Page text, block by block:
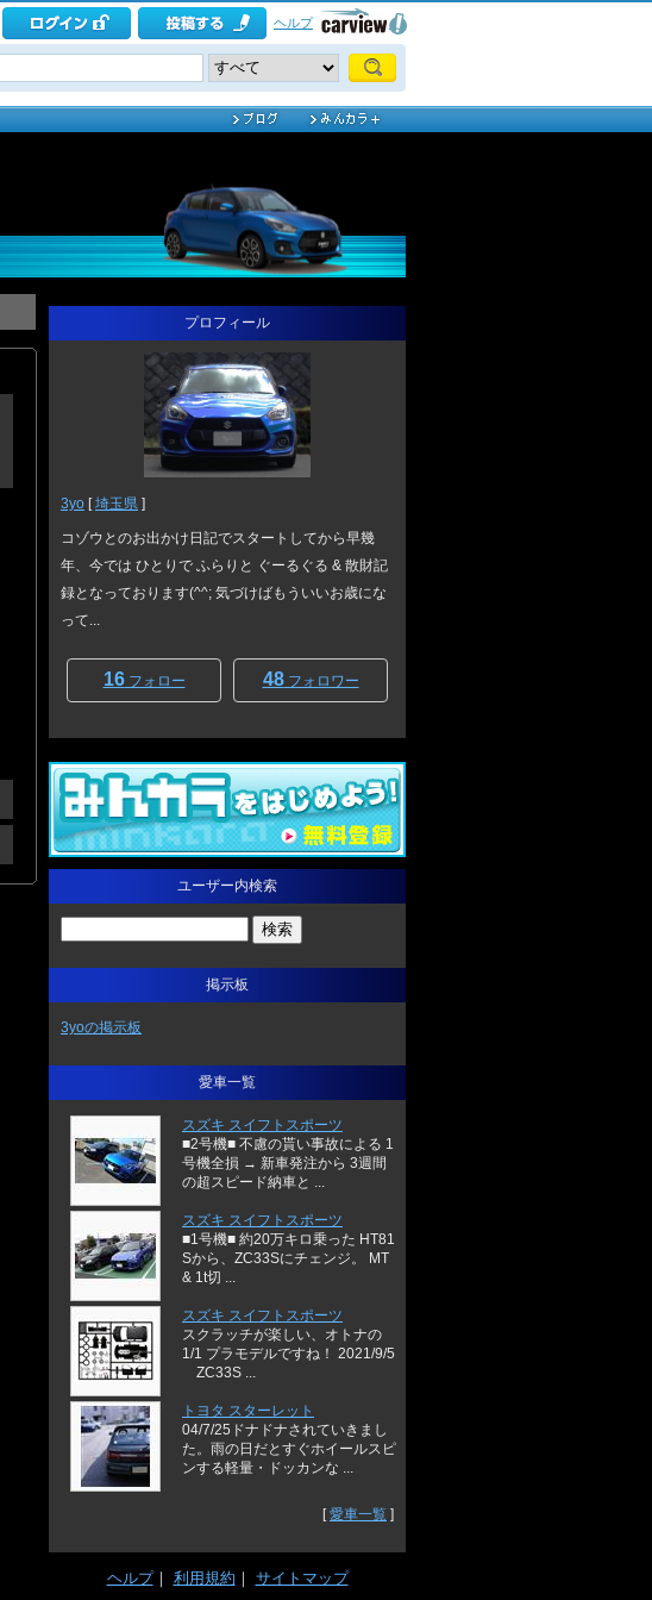
ヘルプ
プロフィール
3yo [埼玉県 ]
コゾウとのお出かけ日記でスタートしてから早幾
年、今では ひとりで ふらりと ぐーるぐる & 散財記
録となっております(^^; 気づけばもういいお歳にな
って...
16フォロー 48フォロワー
ユーザー内検索
掲示板
3yoの掲示板
愛車一覧
スズキ スイフトスポーツ
■2号機■ 不慮の貰い事故による 1
号機全損 → 新車発注から 3週間
の超スピード納車と ...
スズキ スイフトスポーツ
■1号機■ 約20万キロ乗った HT81
Sから、ZC33Sにチェンジ。 MT
& 1t切 ...
スズキ スイフトスポーツ
スクラッチが楽しい、オトナの
1/1 プラモデルですね！ 2021/9/5
ZC33S ...
トヨタ スターレット
04/7/25ドナドナされていきまし
た。雨の日だとすぐホイールスピ
ンする軽量・ドッカンな ...
[愛車一覧 ]
ヘルプ｜ 利用規約 ｜ サイトマップ